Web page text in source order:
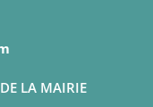
LA MAIRIE